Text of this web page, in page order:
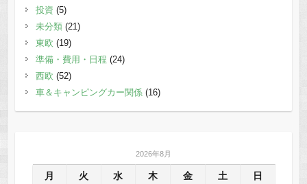
投資 (5)
未分類(21)
東欧 (19)
準備・費用・日程 (24)
西欧 (52)
車＆キャンピングカー関係(16)
2026年8月
月 火 水 木 金 土 日